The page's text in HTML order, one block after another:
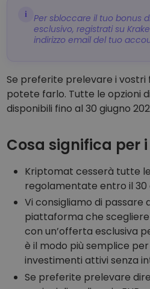
i
Per sbloccare il tuo bonus
esclusivo, registrati su
indirizzo email del tuo
Se preferite prelevare i
potete farlo. Tutte le opzioni
disponibili fino al 30 giugno
Cosa significa per
Kriptomat cesserà tutte
regolamentate entro il 30
Vi consigliamo di passare
piattaforma che
con un’offerta esclusiva
è il modo più semplice
investimenti attivi senza
Se preferite prelevare